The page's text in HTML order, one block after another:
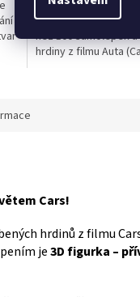
5
hvězdiček.
Zábava na maximum
McQueenem! ⚡️ Tato
než 100 samolepek
hrdiny z filmu Auta
Cars!
hrdinů z filmu
je3D figurka –